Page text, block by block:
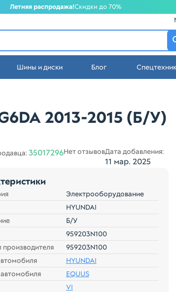
Летняя распродажа!Скидки до 70%
Шины и диски Блог
2013-2015 (Б/У)
35017296Нет отзывовДата добавления:
11 мар. 2025
Электрооборудование
HYUNDAI
Б/У
959203N100
производителя
959203N100
HYUNDAI
EQUUS
VI